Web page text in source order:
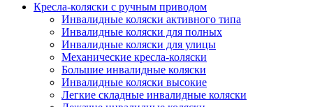
Кресла-коляски с ручным приводом
Инвалидные коляски активного типа
Инвалидные коляски для полных
Инвалидные коляски для улицы
Механические кресла-коляски
Большие инвалидные коляски
Инвалидные коляски высокие
Легкие складные инвалидные коляски